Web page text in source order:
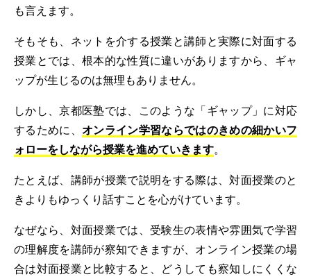
も言えます。
そもそも、ネットを介する授業と講師と実際に対面する
授業とでは、根本的な性質に違いがありますから、ギャ
ップが生じるのは無理もありません。
しかし、京都医塾では、このような「ギャップ」に対応
するために、 オンライン学習ならではのきめの細かいフ
ォローをしながら授業を進めていきます。
たとえば、講師が授業で説明をする際は、対面授業のと
きよりもゆっくり話すことを心がけています。
なぜなら、対面授業では、受験生の表情や雰囲気で学習
の理解度を講師が察知できますが、オンライン授業の場
合は対面授業と比較すると、どうしても察知しにくくな